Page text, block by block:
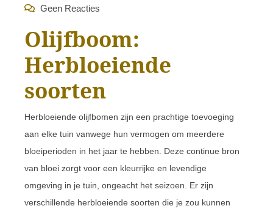
Geen Reacties
Olijfboom:
Herbloeiende
soorten
Herbloeiende olijfbomen zijn een prachtige toevoeging
aan elke tuin vanwege hun vermogen om meerdere
bloeiperioden in het jaar te hebben. Deze continue bron
van bloei zorgt voor een kleurrijke en levendige
omgeving in je tuin, ongeacht het seizoen. Er zijn
verschillende herbloeiende soorten die je zou kunnen